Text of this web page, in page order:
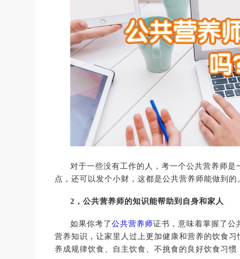
对于一些没有工作的人，考一个公共营养师
点，还可以发个小财，这都是公共营养师能做到的
2，公共营养师的知识能帮助到自身和家人
如果你考了公共营养师证书，意味着掌握了公
营养知识，让家里人过上更加健康和营养的饮食
养成规律饮食、自主饮食、不挑食的良好饮食习